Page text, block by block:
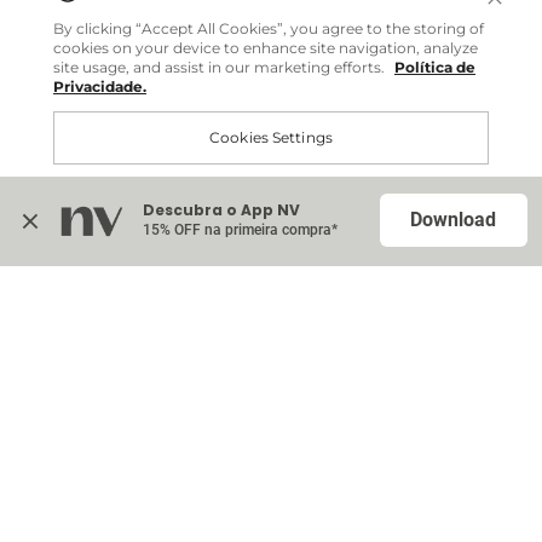
Descubra o App NV
15% OFF na primeira compra* Download
By clicking “Accept All Cookies”, you agree to the storing of
cookies on your device to enhance site navigation, analyze
site usage, and assist in our marketing efforts.
Política de
Privacidade.
Cookies Settings
Accept All Cookies
em sua casa, não importa onde você estiver.
Comprar no site internacional